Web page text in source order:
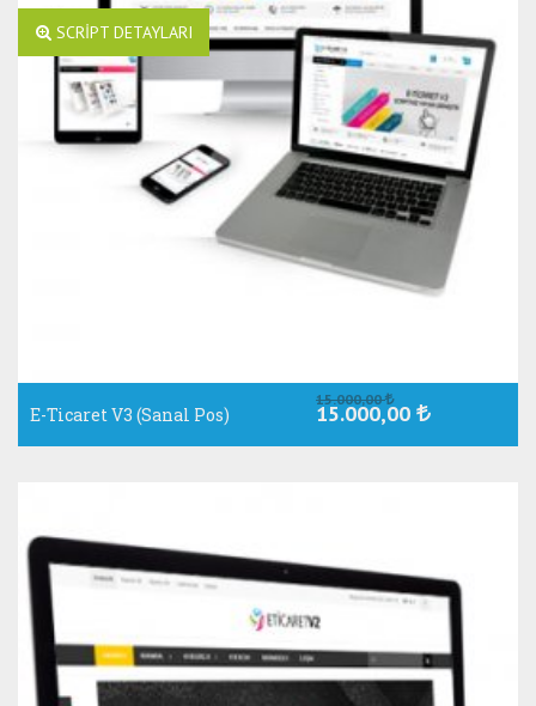
SCRİPT DETAYLARI
E-Ticaret V3 (Sanal Pos)
15.000,00
15.000,00